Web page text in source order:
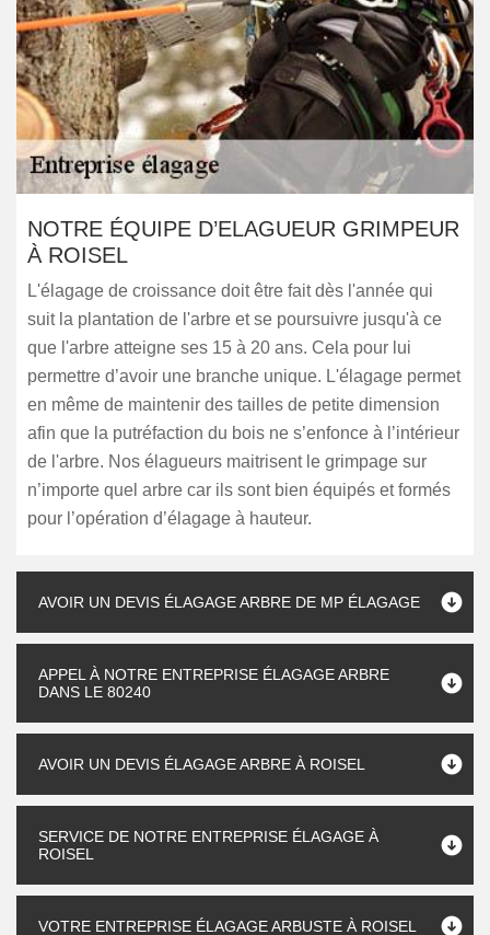
NOTRE ÉQUIPE D’ELAGUEUR GRIMPEUR
À ROISEL
L'élagage de croissance doit être fait dès l'année qui
suit la plantation de l'arbre et se poursuivre jusqu'à ce
que l'arbre atteigne ses 15 à 20 ans. Cela pour lui
permettre d’avoir une branche unique. L'élagage permet
en même de maintenir des tailles de petite dimension
afin que la putréfaction du bois ne s’enfonce à l’intérieur
de l'arbre. Nos élagueurs maitrisent le grimpage sur
n’importe quel arbre car ils sont bien équipés et formés
pour l’opération d’élagage à hauteur.
AVOIR UN DEVIS ÉLAGAGE ARBRE DE MP ÉLAGAGE
APPEL À NOTRE ENTREPRISE ÉLAGAGE ARBRE
DANS LE 80240
AVOIR UN DEVIS ÉLAGAGE ARBRE À ROISEL
SERVICE DE NOTRE ENTREPRISE ÉLAGAGE À
ROISEL
VOTRE ENTREPRISE ÉLAGAGE ARBUSTE À ROISEL